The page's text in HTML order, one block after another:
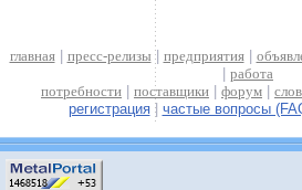
главная| пресс-релизы | предприятия|
работа
потребности
поставщики форум
регистрация| частые вопросы